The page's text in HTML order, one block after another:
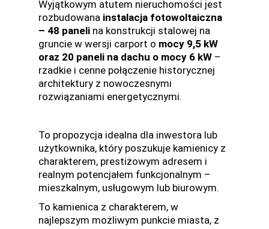
Wyjątkowym atutem nieruchomości jest
rozbudowana instalacja fotowoltaiczna
– 48 paneli na konstrukcji stalowej na
gruncie w wersji carport o mocy 9,5 kW
oraz 20 paneli na dachu o mocy 6 kW –
rzadkie i cenne połączenie historycznej
architektury z nowoczesnymi
rozwiązaniami energetycznymi.
To propozycja idealna dla inwestora lub
użytkownika, który poszukuje kamienicy z
charakterem, prestiżowym adresem i
realnym potencjałem funkcjonalnym –
mieszkalnym, usługowym lub biurowym.
To kamienica z charakterem, w
najlepszym możliwym punkcie miasta, z